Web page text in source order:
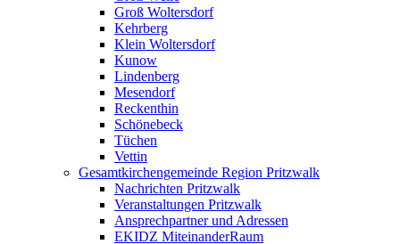
Groß Woltersdorf
Kehrberg
Klein Woltersdorf
Kunow
Lindenberg
Mesendorf
Reckenthin
Schönebeck
Tüchen
Vettin
Gesamtkirchengemeinde Region Pritzwalk
Nachrichten Pritzwalk
Veranstaltungen Pritzwalk
Ansprechpartner und Adressen
EKIDZ MiteinanderRaum